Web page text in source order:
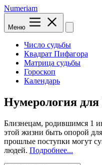
Numeriam
Меню
Число судьбы
Квадрат Пифагора
Матрица судьбы
Гороскоп
Календарь
Нумерология для
Близнецам, родившимся 1
этой жизни быть опорой
прошлые поступки могут
людей. Подробнее...